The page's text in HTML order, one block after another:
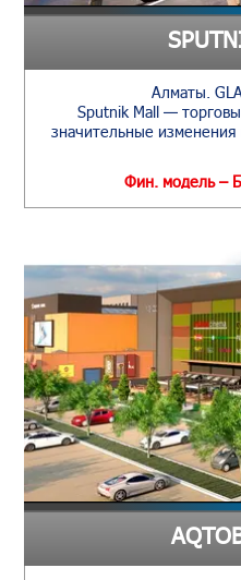
Алматы.
Sputnik Mall —
значительные
Фин. модель –